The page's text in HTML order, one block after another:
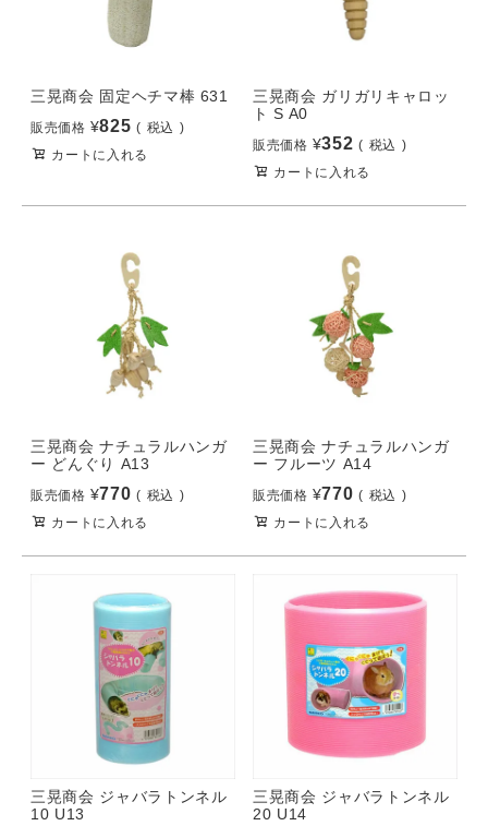
三晃商会 固定ヘチマ棒 631
販売価格 ¥825
税込
カートに入れる
三晃商会 ガリガリキャロッ
ト S A0
販売価格 ¥352
税込
カートに入れる
三晃商会 ナチュラルハンガ
ー どんぐり A13
販売価格 ¥770
税込
カートに入れる
三晃商会 ナチュラルハンガ
ー フルーツ A14
販売価格 ¥770
税込
カートに入れる
三晃商会 ジャバラトンネル
10 U13
三晃商会 ジャバラトンネル
20 U14